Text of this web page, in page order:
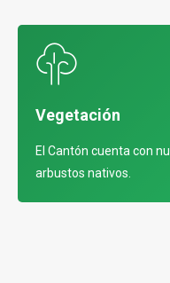
Vegetación
El Cantón cuenta con
arbustos nativos.